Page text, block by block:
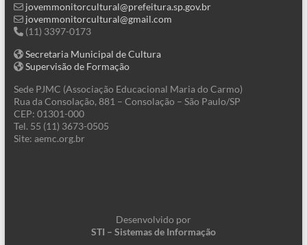
jovemmonitorcultural@prefeitura.sp.gov.br
jovemmonitorcultural@gmail.com
(11) 3397-0173
Secretaria Municipal de Cultura
Supervisão de Formação
Sede PJMC (Associação Educacional Maria do Carmo)
Rua da Consolação, 881 – Consolação – São Paulo/SP
CEP: 01301-000
Tel. 55 (11) 3673-0505
Site: aemc.org.br
Desenvolvido por
STI – Sistemas de Informação